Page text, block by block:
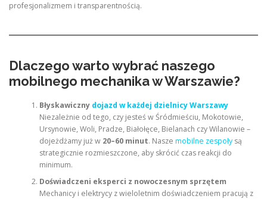
profesjonalizmem i transparentnością.
Dlaczego warto wybrać naszego
mobilnego mechanika w Warszawie?
Błyskawiczny dojazd w każdej dzielnicy Warszawy
Niezależnie od tego, czy jesteś w Śródmieściu, Mokotowie,
Ursynowie, Woli, Pradze, Białołęce, Bielanach czy Wilanowie –
dojeżdżamy już w 20–60 minut. Nasze mobilne zespołysą
strategicznie rozmieszczone, aby skrócić czas reakcji do
minimum.
Doświadczeni eksperci z nowoczesnym sprzętem
Mechanicy i elektrycy z wieloletnim doświadczeniem pracują z